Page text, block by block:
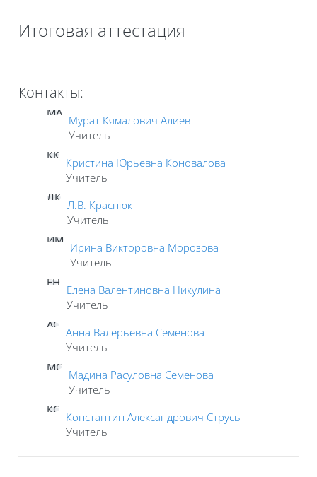
Итоговая аттестация
Контакты:
МА
Мурат Кямалович Алиев
Учитель
КК
Кристина Юрьевна Коновалова
Учитель
ЛК
Л.В. Краснюк
Учитель
ИМ
Ирина Викторовна Морозова
Учитель
ЕН
Елена Валентиновна Никулина
Учитель
АС
Анна Валерьевна Семенова
Учитель
МС
Мадина Расуловна Семенова
Учитель
КС
Константин Александрович Струсь
Учитель